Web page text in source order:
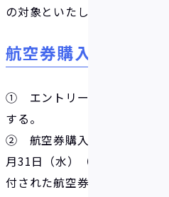
の対象といたします。
航空券購入報告方法
① エントリー対象に対して、
する。
② 航空券購入報告期間（
月31日（水）（1ヵ月間））
付された航空券購入報告フォ